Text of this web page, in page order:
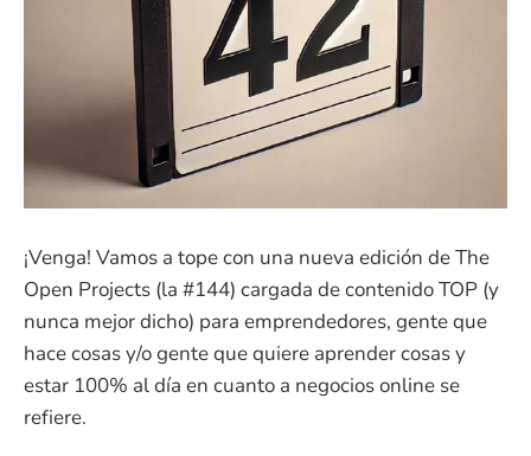
¡Venga! Vamos a tope con una nueva edición de The
Open Projects (la #144) cargada de contenido TOP (y
nunca mejor dicho) para emprendedores, gente que
hace cosas y/o gente que quiere aprender cosas y
estar 100% al día en cuanto a negocios online se
refiere.